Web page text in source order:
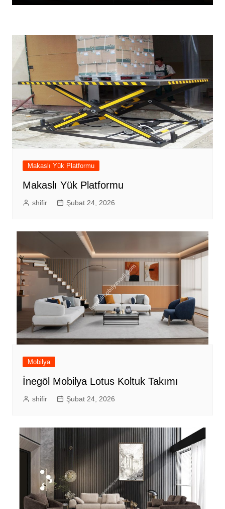
Makaslı Yük Platformu
Makaslı Yük Platformu
shifir Şubat 24, 2026
Mobilya
İnegöl Mobilya Lotus Koltuk Takımı
shifir Şubat 24, 2026